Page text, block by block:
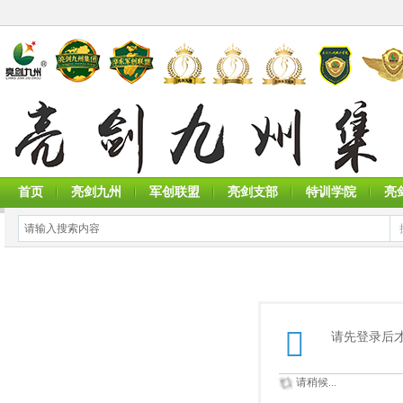
首页 亮剑九州 军创联盟 亮剑支部 特训学院 亮
请先登录后
请稍候...